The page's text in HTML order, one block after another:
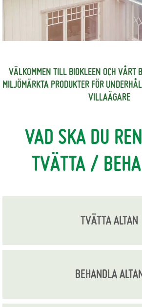
VÄLKOMMEN TILL BIOKLEEN OCH VÅRT
MILJÖMÄRKTA PRODUKTER FÖR
VILLAÄGARE
VAD SKA DU
TVÄTTA /
TVÄTTA ALTAN
BEHANDLA